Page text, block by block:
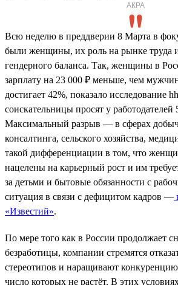
АКРА
Всю неделю в преддверии 8 Марта в
были женщины, их роль на рынке труда
гендерного баланса. Так, женщины в
зарплату на 23 000 ₽ меньше, чем
достигает 42%, показало исследование
соискательницы просят у работодателей
Максимальный разрыв — в сферах
консалтинга, сельского хозяйства,
такой дифференциации в том, что
нацелены на карьерный рост и им
за детьми и бытовые обязанности с
ситуация в связи с дефицитом кадров —
«Известий».
По мере того как в России продолжает
безработицы, компании стремятся
стереотипов и наращивают конкуренцию
число которых не растёт. В этих